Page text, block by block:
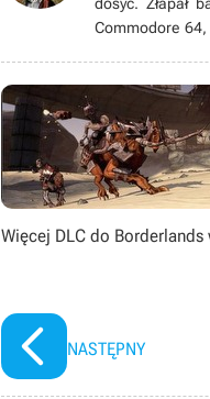
Commodore
książek, seriali,
Więcej DLC do Borderlands
NASTĘPNY